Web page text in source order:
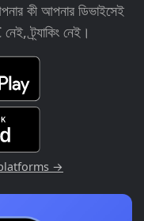
কী আপনার ডিভাইসেই
ট্র্যাকিং নেই।
→